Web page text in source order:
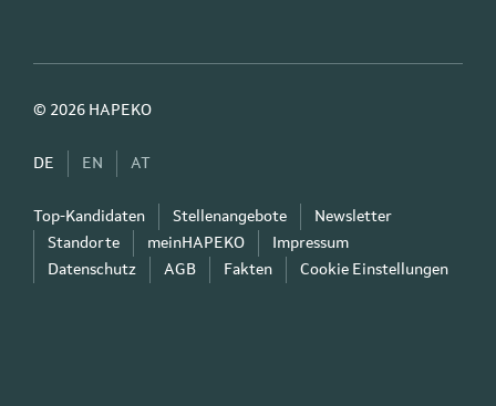
© 2026 HAPEKO
DE EN AT
Top-Kandidaten Stellenangebote
Newsletter
Standorte
meinHAPEKO
Impressum
Datenschutz
AGB Fakten Cookie Einstellungen